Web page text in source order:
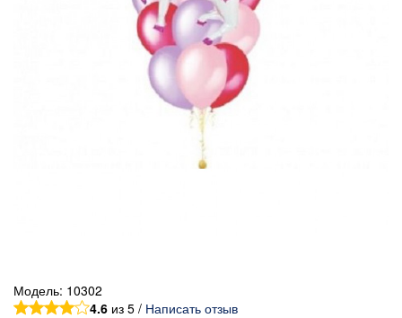
Модель: 10302
4.6 из 5 / Написать отзыв